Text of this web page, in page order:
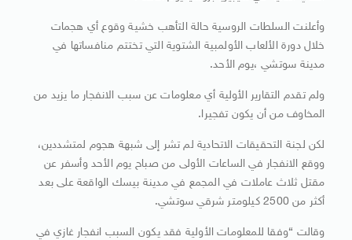
وأعلنت السلطات الروسية حالة التأهب خشية وقوع أي هجمات
خلال دورة الألعاب الأولمبية الشتوية التي تختتم منافساتها في
مدينة سوتشي ،يوم الأحد.
ولم تقدم التقارير الأولية أي معلومات عن سبب الانفجار ما يزيد من
المخاوف من أن يكون تفجيرا.
لكن لجنة التحقيقات الاتحادية لم تشر إلى شبهة هجوم لمتشددين،
ووقع الانفجار في الساعات الأولى من صباح يوم الأحد وأسفر عن
مقتل ثلاث عاملات في المجمع في مدينة بيسك الواقعة على بعد
أكثر من 2500 كيلومتر شرقي سوتشي.
وقالت “وفقا للمعلومات الأولية فقد يكون السبب انفجار غازي في